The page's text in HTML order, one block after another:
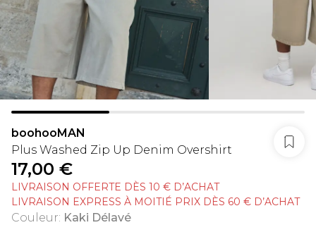
boohooMAN
Plus Washed Zip Up Denim Overshirt
17,00 €
LIVRAISON OFFERTE DÈS 10 € D’ACHAT
LIVRAISON EXPRESS À MOITIÉ PRIX DÈS 60 € D’ACHAT
Couleur: Kaki Délavé